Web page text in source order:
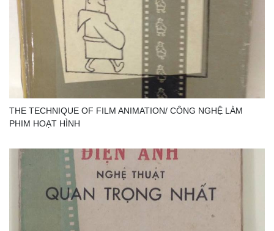
THE TECHNIQUE OF FILM ANIMATION/ CÔNG NGHỆ LÀM
PHIM HOẠT HÌNH